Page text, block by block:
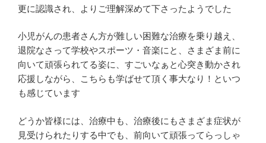
更に認識され、よりご理解深めて下さったようでした
小児がんの患者さん方が難しい困難な治療を乗り越え、
退院なさって学校やスポーツ・音楽にと、さまざま前に
向いて頑張られてる姿に、すごいなぁと心突き動かされ
応援しながら、こちらも学ばせて頂く事大なり！といつ
も感じています
どうか皆様には、治療中も、治療後にもさまざま症状が
見受けられたりする中でも、前向いて頑張ってらっしゃ